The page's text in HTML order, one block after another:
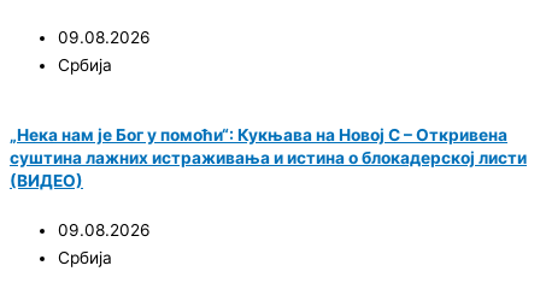
09.08.2026
Србија
„Нека нам је Бог у помоћи“: Кукњава на Новој С – Откривена
суштина лажних истраживања и истина о блокадерској листи
(ВИДЕО)
09.08.2026
Србија